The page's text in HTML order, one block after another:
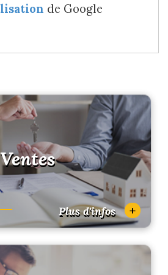
de Google
Ventes
Plus d'infos +